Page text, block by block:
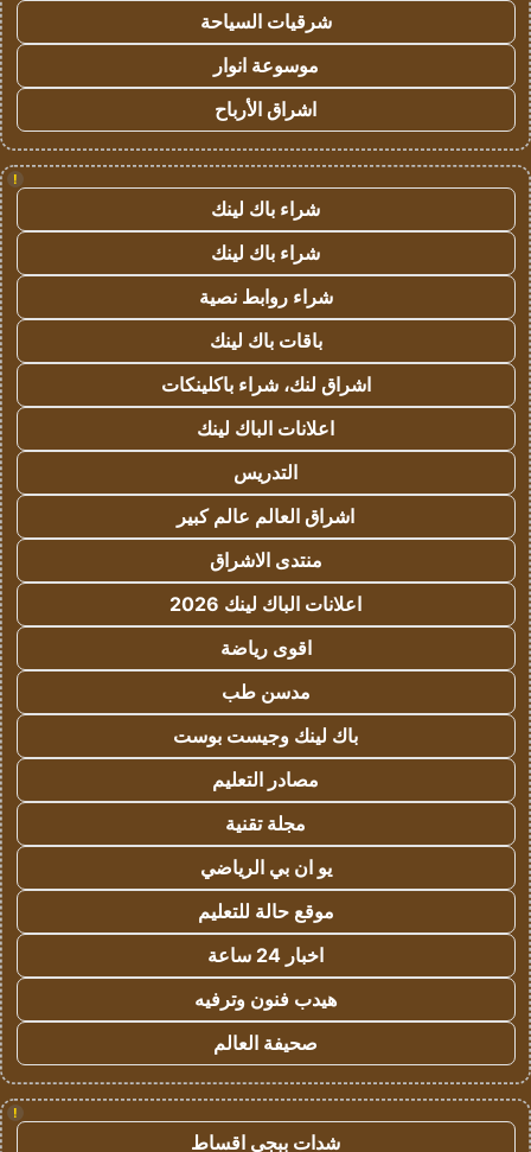
شرقيات السياحة
موسوعة انوار
اشراق الأرباح
!
شراء باك لينك
شراء باك لينك
شراء روابط نصية
باقات باك لينك
اشراق لنك، شراء باكلينكات
اعلانات الباك لينك
التدريس
اشراق العالم عالم كبير
منتدى الاشراق
اعلانات الباك لينك 2026
اقوى رياضة
مدسن طب
باك لينك وجيست بوست
مصادر التعليم
مجلة تقنية
يو ان بي الرياضي
موقع حالة للتعليم
اخبار 24 ساعة
هيدب فنون وترفيه
صحيفة العالم
!
شدات ببجي اقساط